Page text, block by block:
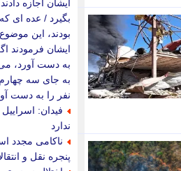
ایشان اجازه
بگیرد / عده ای
بودند، این
ایشان فرمودند
به دست آورد،
نفر را به دست
فیدان:
ندارد
ناکامی مجدد
پنجره نقل و